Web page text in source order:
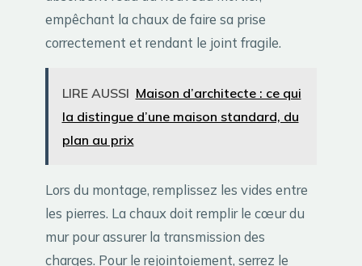
empêchant la chaux de faire sa prise
correctement et rendant le joint fragile.
LIRE AUSSI Maison d’architecte : ce qui
la distingue d’une maison standard, du
plan au prix
Lors du montage, remplissez les vides entre
les pierres. La chaux doit remplir le cœur du
mur pour assurer la transmission des
charges. Pour le rejointoiement, serrez le